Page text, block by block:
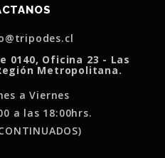
0140, Oficina 23 - Las
Metropolitana.
a Viernes
a las 18:00hrs.